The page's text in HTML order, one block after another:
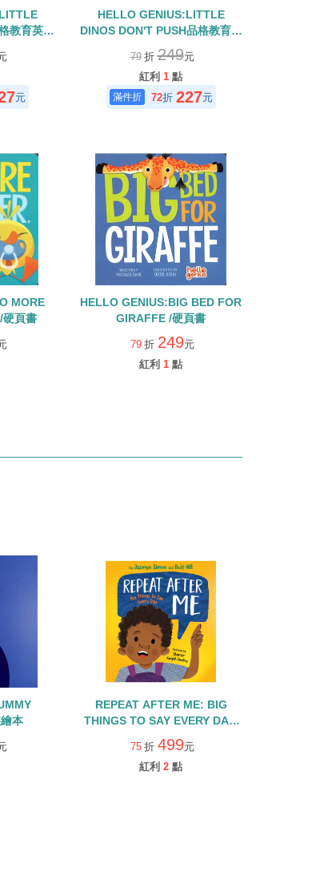
教育英文
元
HELLO GENIUS:LITTLE
DINOS DON'T PUSH品格教育英
文硬頁童書
79 折249元
紅利 1 點
72折 227元
MORE
硬頁書
HELLO GENIUS:BIG BED FOR
GIRAFFE /硬頁書
79 折 249元
紅利 1 點
本
REPEAT AFTER ME: BIG
THINGS TO SAY EVERY DAY/
精裝繪本
75 折 499元
紅利 2 點